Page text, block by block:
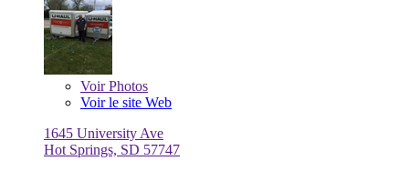
VoirPhotos
Voir le site Web
1645 University Ave
Hot Springs, SD 57747